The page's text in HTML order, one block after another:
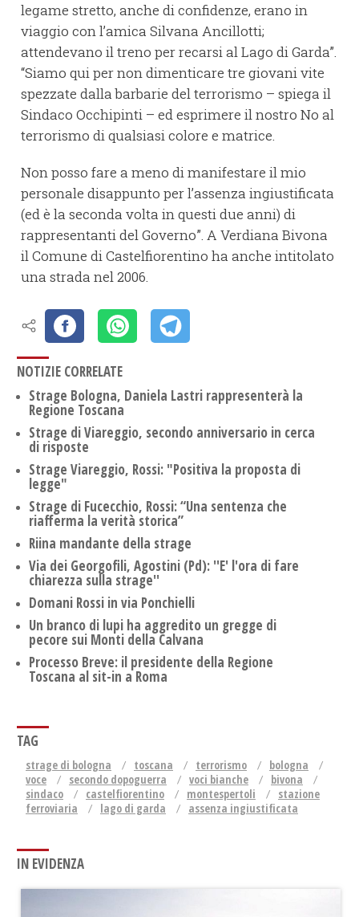
legame stretto, anche di confidenze, erano in
viaggio con l’amica Silvana Ancillotti;
attendevano il treno per recarsi al Lago di Garda”.
“Siamo qui per non dimenticare tre giovani vite
spezzate dalla barbarie del terrorismo – spiega il
Sindaco Occhipinti – ed esprimere il nostro No al
terrorismo di qualsiasi colore e matrice.
Non posso fare a meno di manifestare il mio
personale disappunto per l’assenza ingiustificata
(ed è la seconda volta in questi due anni) di
rappresentanti del Governo”. A Verdiana Bivona
il Comune di Castelfiorentino ha anche intitolato
una strada nel 2006.
NOTIZIE CORRELATE
Strage Bologna, Daniela Lastri rappresenterà la
Regione Toscana
Strage di Viareggio, secondo anniversario in cerca
di risposte
Strage Viareggio, Rossi: "Positiva la proposta di
legge"
Strage di Fucecchio, Rossi: “Una sentenza che
riafferma la verità storica”
Riina mandante della strage
Via dei Georgofili, Agostini (Pd): ''E' l'ora di fare
chiarezza sulla strage''
Domani Rossi in via Ponchielli
Un branco di lupi ha aggredito un gregge di
pecore sui Monti della Calvana
Processo Breve: il presidente della Regione
Toscana al sit-in a Roma
TAG
strage di bologna toscana terrorismo
bologna
voce
secondo dopoguerra voci bianche
bivona
sindaco
castelfiorentino montespertoli
stazione
ferroviaria
lago di garda assenza ingiustificata
IN EVIDENZA